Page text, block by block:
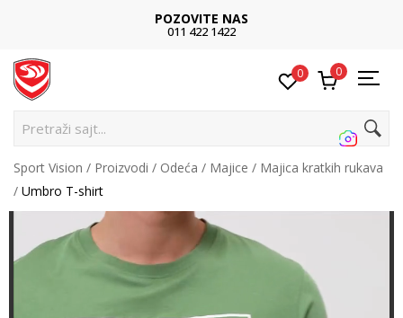
POZOVITE NAS
011 422 1422
0 0
Pretraži sajt...
Sport Vision Proizvodi Odeća Majice
Majica kratkih rukava
Umbro T-shirt